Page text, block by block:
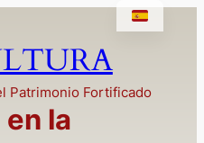
Patrimonio Fortificado
la